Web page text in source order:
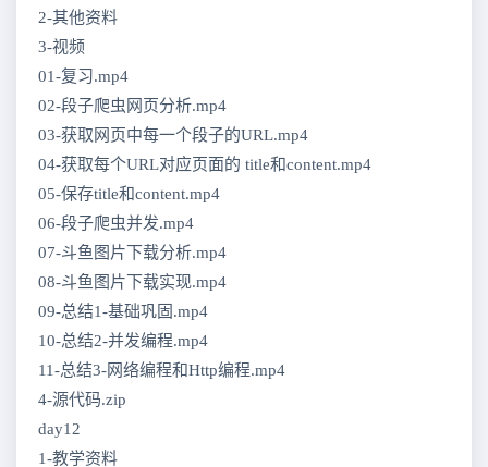
2-其他资料
3-视频
01-复习.mp4
02-段子爬虫网页分析.mp4
03-获取网页中每一个段子的URL.mp4
04-获取每个URL对应页面的 title和content.mp4
05-保存title和content.mp4
06-段子爬虫并发.mp4
07-斗鱼图片下载分析.mp4
08-斗鱼图片下载实现.mp4
09-总结1-基础巩固.mp4
10-总结2-并发编程.mp4
11-总结3-网络编程和Http编程.mp4
4-源代码.zip
day12
1-教学资料